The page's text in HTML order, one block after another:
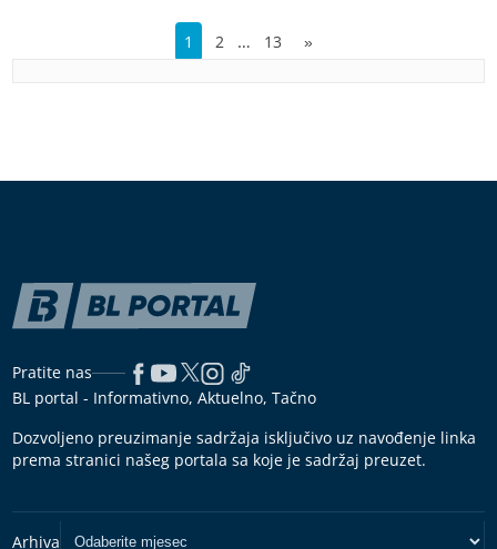
1 2 … 13 »
Pratite nas
BL portal - Informativno, Aktuelno, Tačno
Dozvoljeno preuzimanje sadržaja isključivo uz navođenje linka
prema stranici našeg portala sa koje je sadržaj preuzet.